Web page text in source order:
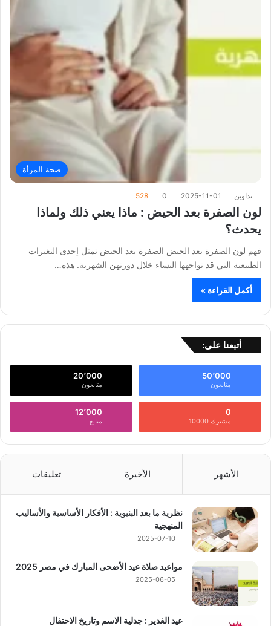
صحة المرأة
تداوين 2025-11-01
0
528
لون الصفرة بعد الحيض : ماذا يعني ذلك ولماذا
يحدث؟
فهم لون الصفرة بعد الحيض الصفرة بعد الحيض تمثل إحدى التغيرات
الطبيعية التي قد تواجهها النساء خلال دورتهن الشهرية. هذه…
أكمل القراءة »
أتبعنا على:
50٬000
متابعون
20٬000
متابعون
0
مشترك 10000
12٬000
متابع
الأشهر الأخيرة تعليقات
نظرية ما بعد البنيوية : الأفكار الأساسية والأساليب
المنهجية
2025-07-10
مواعيد صلاة عيد الأضحى المبارك في مصر 2025
2025-06-05
عيد الغدير : جدلية الاسم وتاريخ الاحتفال